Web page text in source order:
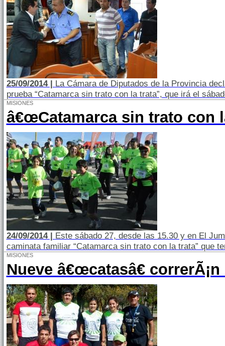
25/09/2014 | La Cámara de Diputados de la Provincia
prueba “Catamarca sin trato con la trata”, que irá el
MISIONES
â€œCatamarca sin trato con
24/09/2014 | Este sábado 27, desde las 15.30 y en El
caminata familiar “Catamarca sin trato con la trata” que
MISIONES
Nueve â€œcatasâ€